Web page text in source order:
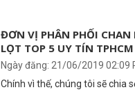
ĐƠN VỊ PHÂN PHỐI CHAN
LỌT TOP 5 UY TÍN TPHCM
Ngày đăng: 21/06/2019 02:09
Chính vì thế, chúng tôi sẽ chia